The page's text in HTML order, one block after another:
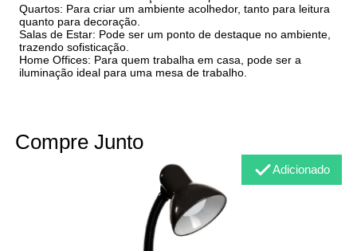
Quartos: Para criar um ambiente acolhedor, tanto para leitura
quanto para decoração.
Salas de Estar: Pode ser um ponto de destaque no ambiente,
trazendo sofisticação.
Home Offices: Para quem trabalha em casa, pode ser a
iluminação ideal para uma mesa de trabalho.
Compre Junto
Adicionado